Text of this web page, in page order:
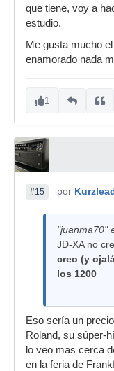
que tiene, voy a
estudio.
Me gusta mucho
enamorado nada
1
#15 por
"juanma70"
JD-XA no
creo (y
los 1200
Eso sería un
Roland, su súper-
lo veo mas cerca
en la feria de